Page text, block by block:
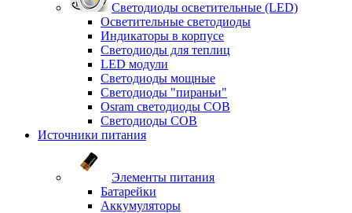
Светодиоды осветительные (LED)
Осветительные светодиоды
Индикаторы в корпусе
Светодиоды для теплиц
LED модули
Светодиоды мощные
Светодиоды "пираньи"
Osram светодиоды COB
Светодиоды COB
Источники питания
Элементы питания
Батарейки
Аккумуляторы